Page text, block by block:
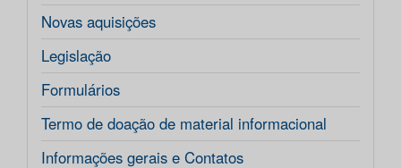
Novas aquisições
Legislação
Formulários
Termo de doação de material informacional
Informações gerais e Contatos